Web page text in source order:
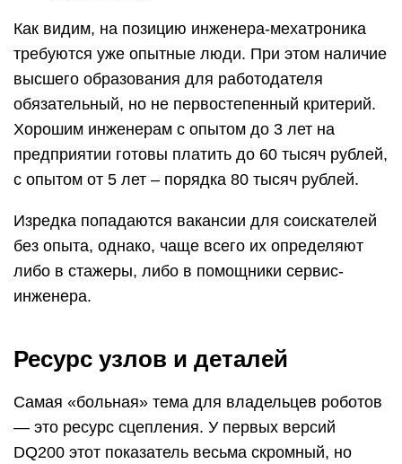
Как видим, на позицию инженера-мехатроника
требуются уже опытные люди. При этом наличие
высшего образования для работодателя
обязательный, но не первостепенный критерий.
Хорошим инженерам с опытом до 3 лет на
предприятии готовы платить до 60 тысяч рублей,
с опытом от 5 лет – порядка 80 тысяч рублей.
Изредка попадаются вакансии для соискателей
без опыта, однако, чаще всего их определяют
либо в стажеры, либо в помощники сервис-
инженера.
Ресурс узлов и деталей
Самая «больная» тема для владельцев роботов
— это ресурс сцепления. У первых версий
DQ200 этот показатель весьма скромный, но